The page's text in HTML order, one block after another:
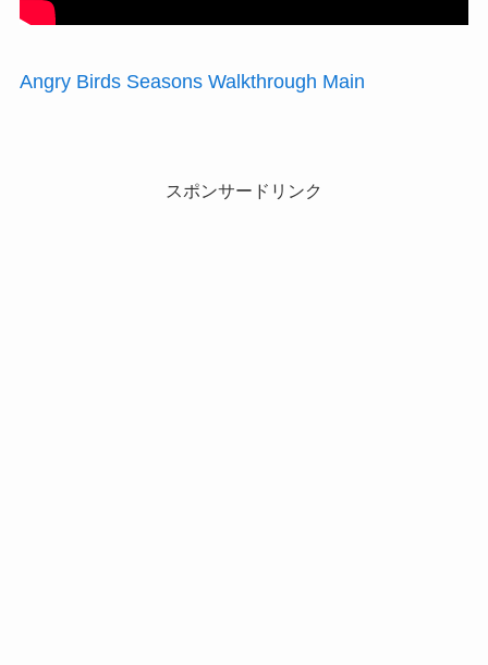
Angry Birds Seasons Walkthrough Main
スポンサードリンク